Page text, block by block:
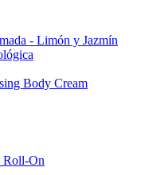
- Limón y Jazmín
Body Cream
Roll-On